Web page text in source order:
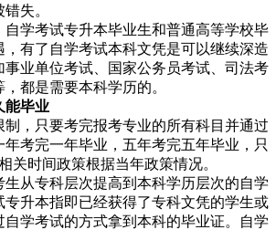
失。
自学考试专升本毕业生和普通高等学校毕
，有了自学考试本科文凭是可以继续深造
事业单位考试、国家公务员考试、司法考
都是需要本科学历的。
能毕业
制，只要考完报考专业的所有科目并通过
年考完一年毕业，五年考完五年毕业，只
关时间政策根据当年政策情况。
生从专科层次提高到本科学历层次的自学
专升本指即已经获得了专科文凭的学生或
学考试的方式拿到本科的毕业证。自学